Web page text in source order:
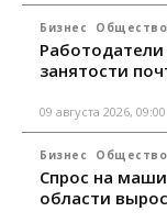
Бизнес Общество
занятости
09 августа 2026, 09:00
Бизнес Общество
Спрос на
области